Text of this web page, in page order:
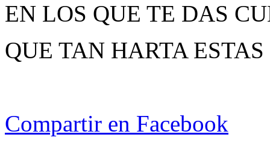
EN LOS QUE TE DAS
QUE TAN HARTA
Compartir en Facebook